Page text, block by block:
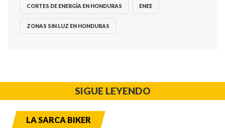
CORTES DE ENERGÍA EN HONDURAS ENEE
ZONAS SIN LUZ EN HONDURAS
SIGUE LEYENDO
LA SARCA BIKER